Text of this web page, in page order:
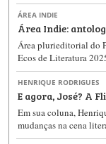
ÁREA INDIE
Área Indie:
Área plurieditorial do
Ecos de Literatura
HENRIQUE RODRIGUES
E agora, José? A
Em sua coluna,
mudanças na cena